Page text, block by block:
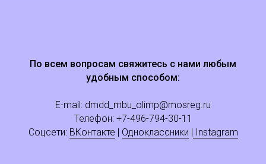
По всем вопросам свяжитесь с нами любым
удобным способом:
E-mail: dmdd_mbu_olimp@mosreg.ru
Телефон: +7-496-794-30-11
Соцсети: ВКонтакте | Одноклассники | Instagram